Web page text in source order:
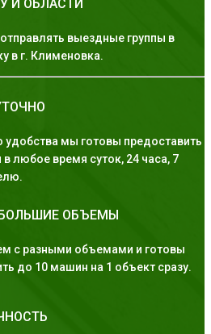
И ОБЛАСТИ
выездные группы в
в г. Клименовка.
удобства мы готовы предоставить
в любое время суток, 24 часа, 7
ОБЪЕМЫ
с разными объемами и готовы
до 10 машин на 1 объект сразу.